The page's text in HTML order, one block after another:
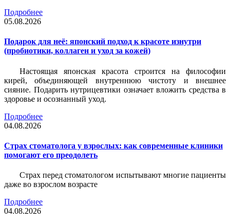
Подробнее
05.08.2026
Подарок для неё: японский подход к красоте изнутри
(пробиотики, коллаген и уход за кожей)
Настоящая японская красота строится на философии
кирей, объединяющей внутреннюю чистоту и внешнее
сияние. Подарить нутрицевтики означает вложить средства в
здоровье и осознанный уход.
Подробнее
04.08.2026
Страх стоматолога у взрослых: как современные клиники
помогают его преодолеть
Страх перед стоматологом испытывают многие пациенты
даже во взрослом возрасте
Подробнее
04.08.2026